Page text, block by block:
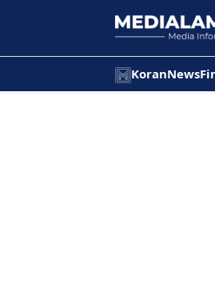
KoranNews